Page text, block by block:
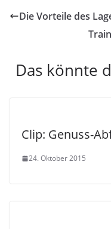
Die Vorteile des
Das könnte
Clip: Genuss-
24. Oktober 2015